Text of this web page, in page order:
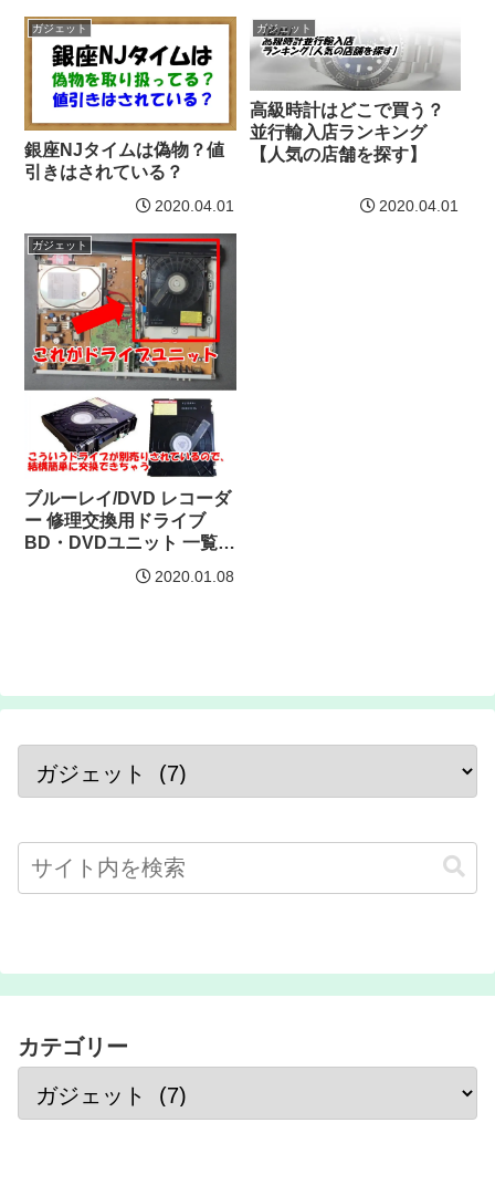
ガジェット
銀座NJタイムは偽物？値
引きはされている？
2020.04.01
ガジェット
高級時計はどこで買う？
並行輸入店ランキング
【人気の店舗を探す】
2020.04.01
ガジェット
ブルーレイ/DVD レコーダ
ー 修理交換用ドライブ
BD・DVDユニット 一覧表
（Panasonic、SHARP、
三菱電機、東芝）
2020.01.08
カテゴリー